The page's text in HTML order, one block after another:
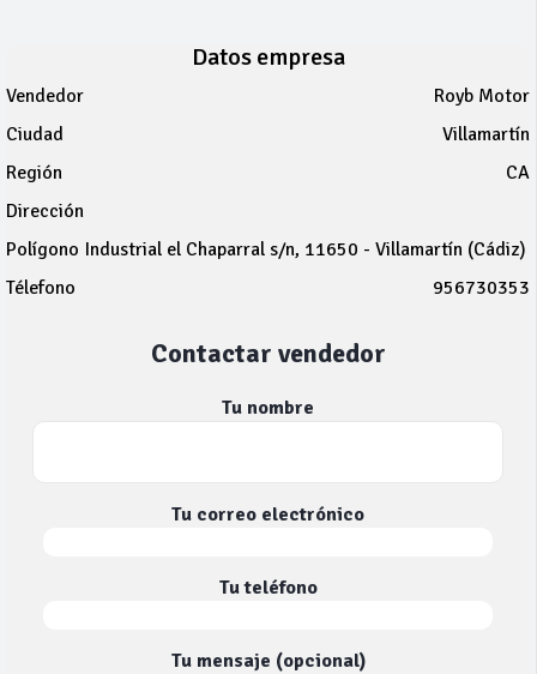
Datos empresa
Vendedor
Royb Motor
Ciudad
Villamartín
Región
CA
Dirección
Polígono Industrial el Chaparral s/n, 11650 - Villamartín (Cádiz)
Télefono
956730353
Contactar vendedor
Tu nombre
Tu correo electrónico
Tu teléfono
Tu mensaje (opcional)